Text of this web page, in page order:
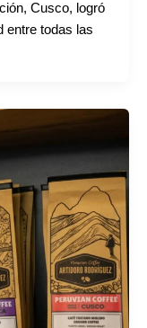
Cusco, logró
entre todas las